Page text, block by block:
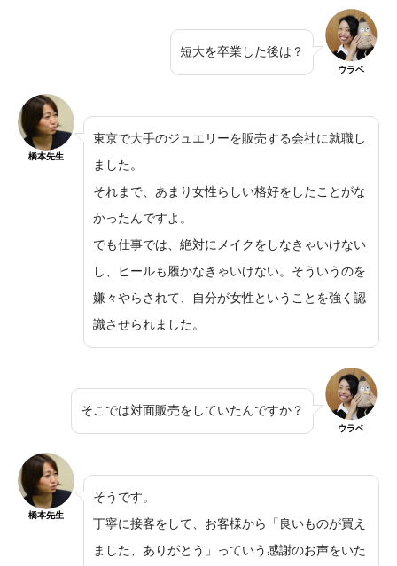
短大を卒業した後は？
ウラベ
橋本先生
東京で大手のジュエリーを販売する会社に就職し
ました。
それまで、あまり女性らしい格好をしたことがな
かったんですよ。
でも仕事では、絶対にメイクをしなきゃいけない
し、ヒールも履かなきゃいけない。そういうのを
嫌々やらされて、自分が女性ということを強く認
識させられました。
そこでは対面販売をしていたんですか？
ウラベ
橋本先生
そうです。
丁寧に接客をして、お客様から「良いものが買え
ました、ありがとう」っていう感謝のお声をいた